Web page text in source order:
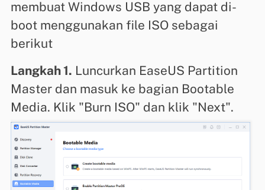
membuat Windows USB yang dapat di-
boot menggunakan file ISO sebagai
berikut
Langkah 1. Luncurkan EaseUS Partition
Master dan masuk ke bagian Bootable
Media. Klik "Burn ISO" dan klik "Next".